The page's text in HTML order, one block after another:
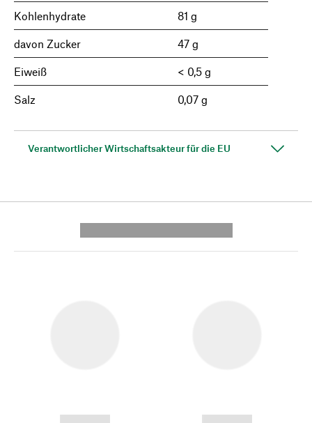
Kohlenhydrate 81 g
davon Zucker 47 g
Eiweiß < 0,5 g
Salz 0,07 g
Verantwortlicher Wirtschaftsakteur für die EU
------------ ------------